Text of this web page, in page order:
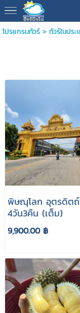
โปรแกรมทัวร์> ทัวร์ในประ
พิษณุโลก อุตรดิตถ์
4วัน3คืน (เต็ม)
9,900.00 ฿